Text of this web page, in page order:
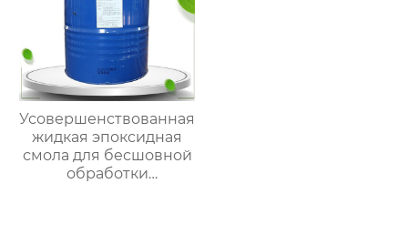
Усовершенствованная
жидкая эпоксидная
смола для бесшовной
обработки